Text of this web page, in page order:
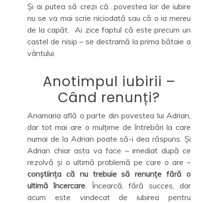
Și ai putea să crezi că…povestea lor de iubire
nu se va mai scrie niciodată sau că o ia mereu
de la capăt. Ai zice faptul că este precum un
castel de nisip – se destramă la prima bătaie a
vântului.
Anotimpul iubirii –
Când renunți?
Anamaria află o parte din povestea lui Adrian,
dar tot mai are o mulțime de întrebări la care
numai de la Adrian poate să-i dea răspuns. Și
Adrian chiar asta va face – imediat după ce
rezolvă și o ultimă problemă pe care o are –
conștiința că nu trebuie să renunțe fără o
ultimă încercare. Încearcă, fără succes, dar
acum este vindecat de iubirea pentru